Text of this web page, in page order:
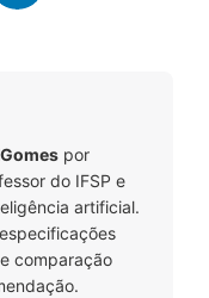
por
do IFSP e
artificial.
comparação